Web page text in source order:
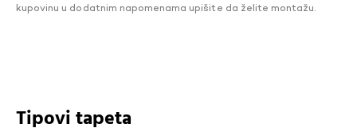
kupovinu u dodatnim napomenama upišite da želite montažu.
Tipovi tapeta